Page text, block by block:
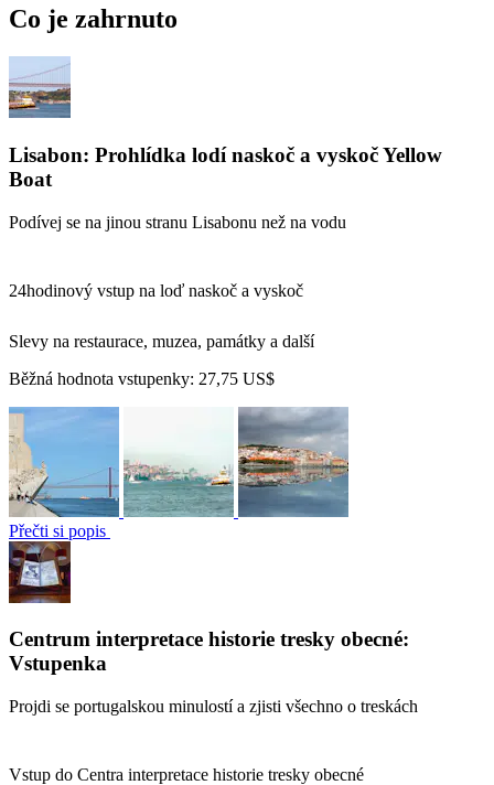
Co je zahrnuto
Lisabon: Prohlídka lodí naskoč a vyskoč Yellow
Boat
Podívej se na jinou stranu Lisabonu než na vodu
24hodinový vstup na loď naskoč a vyskoč
Slevy na restaurace, muzea, památky a další
Běžná hodnota vstupenky: 27,75 US$
Přečti si popis
Centrum interpretace historie tresky obecné:
Vstupenka
Projdi se portugalskou minulostí a zjisti všechno o treskách
Vstup do Centra interpretace historie tresky obecné